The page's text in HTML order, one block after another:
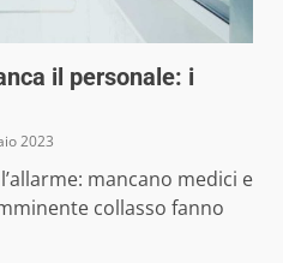
il personale: i
2023
mancano medici e
collasso fanno